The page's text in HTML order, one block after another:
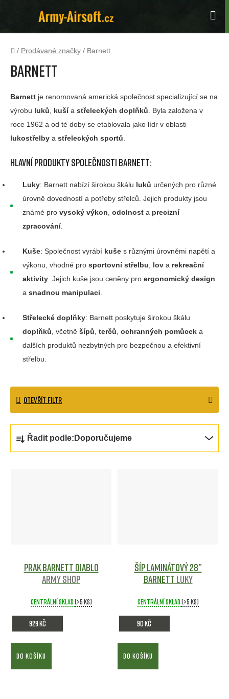
Domů
/ Prodávané značky / Barnett
Barnett
Barnett je renomovaná americká společnost specializující se na
výrobu luků, kušía střeleckých doplňků. Byla založena v
roce 1962 a od té doby se etablovala jako lídr v oblasti
lukostřelby a střeleckých sportů.
Hlavní produkty společnosti Barnett:
Luky: Barnett nabízí širokou škálu luků určených pro různé
úrovně dovedností a potřeby střelců. Jejich produkty jsou
známé pro vysoký výkon, odolnost a precizní
zpracování.
Kuše: Společnost vyrábí kuše s různými úrovněmi napětí a
výkonu, vhodné pro sportovní střelbu, lov a rekreační
aktivity. Jejich kuše jsou ceněny pro ergonomický design
a snadnou manipulaci.
Střelecké doplňky: Barnett poskytuje širokou škálu
doplňků, včetně šípů, terčů, ochranných pomůcek a
dalších produktů nezbytných pro bezpečnou a efektivní
střelbu.
OTEVŘÍT FILTR
Ř
a
u
k
t
ů
Řadit podle: Doporučujeme
d
u
k
t
Prak Barnett Diablo
Army shop
Centrální sklad(>5 ks)
929 Kč
DO KOŠÍKU
Šíp laminátový 28”
Barnett Luky
Centrální sklad(>5 ks)
90 Kč
DO KOŠÍKU